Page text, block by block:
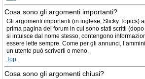
Cosa sono gli argomenti importanti?
Gli argomenti importanti (in inglese, Sticky Topics)
prima pagina del forum in cui sono stati scritti
si intuisce dal nome stesso, contengono
essere lette sempre. Come per gli annunci,
un utente può scriverli o meno.
Top
Cosa sono gli argomenti chiusi?